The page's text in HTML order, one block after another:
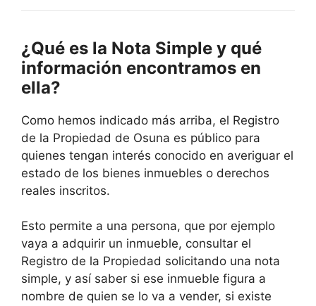
¿Qué es la Nota Simple y qué
información encontramos en
ella?
Como hemos indicado más arriba, el Registro
de la Propiedad de Osuna es público para
quienes tengan interés conocido en averiguar el
estado de los bienes inmuebles o derechos
reales inscritos.
Esto permite a una persona, que por ejemplo
vaya a adquirir un inmueble, consultar el
Registro de la Propiedad solicitando una nota
simple, y así saber si ese inmueble figura a
nombre de quien se lo va a vender, si existe